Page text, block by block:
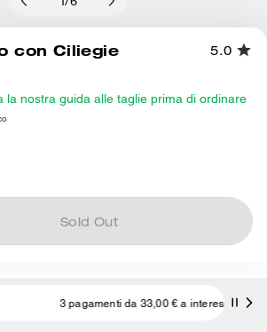
/6
con Ciliegie 5.0
la nostra guida alle taglie prima di ordinare
Sold Out
da 33,00 € a interessi 0% con